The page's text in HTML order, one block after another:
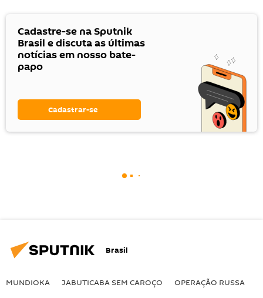
Cadastre-se na Sputnik
Brasil e discuta as últimas
notícias em nosso bate-
papo
Cadastrar-se
Brasil
MUNDIOKA JABUTICABA SEM CAROÇO OPERAÇÃO RUSSA